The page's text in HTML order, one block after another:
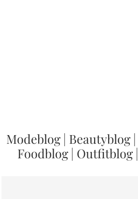
Modeblog| Beautyblog|
Foodblog| Outfitblog|